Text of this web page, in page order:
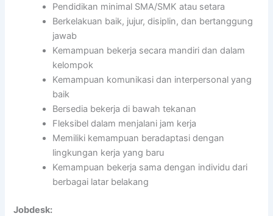
Pendidikan minimal SMA/SMK atau setara
Berkelakuan baik, jujur, disiplin, dan bertanggung
jawab
Kemampuan bekerja secara mandiri dan dalam
kelompok
Kemampuan komunikasi dan interpersonal yang
baik
Bersedia bekerja di bawah tekanan
Fleksibel dalam menjalani jam kerja
Memiliki kemampuan beradaptasi dengan
lingkungan kerja yang baru
Kemampuan bekerja sama dengan individu dari
berbagai latar belakang
Jobdesk: